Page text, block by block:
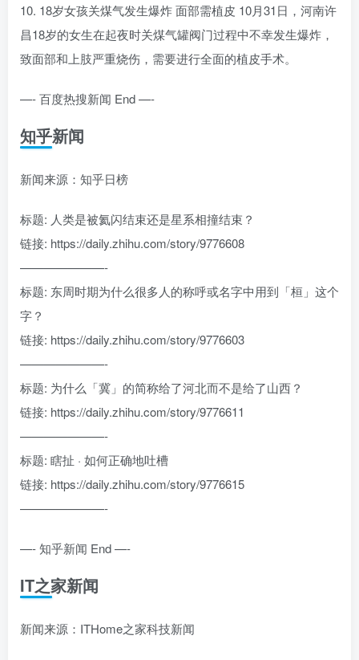
10. 18岁女孩关煤气发生爆炸 面部需植皮 10月31日，河南许
昌18岁的女生在起夜时关煤气罐阀门过程中不幸发生爆炸，
致面部和上肢严重烧伤，需要进行全面的植皮手术。
—- 百度热搜新闻 End —-
知乎新闻
新闻来源：知乎日榜
标题: 人类是被氦闪结束还是星系相撞结束？
链接: https://daily.zhihu.com/story/9776608
———————-
标题: 东周时期为什么很多人的称呼或名字中用到「桓」这个
字？
链接: https://daily.zhihu.com/story/9776603
———————-
标题: 为什么「冀」的简称给了河北而不是给了山西？
链接: https://daily.zhihu.com/story/9776611
———————-
标题: 瞎扯 · 如何正确地吐槽
链接: https://daily.zhihu.com/story/9776615
———————-
—- 知乎新闻 End —-
IT之家新闻
新闻来源：ITHome之家科技新闻